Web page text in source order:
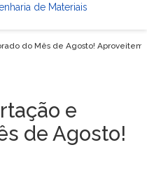
de Materiais
do Mês de Agosto! Aproveitem!
e
de Agosto!